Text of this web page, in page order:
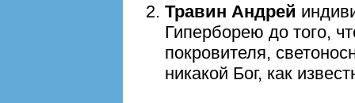
Травин Андрей
Гиперборею до того,
покровителя,
никакой Бог, как